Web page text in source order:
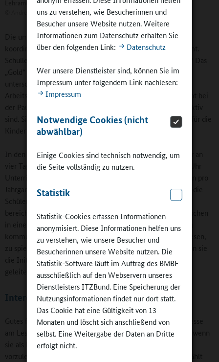
uns zu verstehen, wie Besucherinnen und
Besucher unsere Website nutzen. Weitere
Informationen zum Datenschutz erhalten Sie
über den folgenden Link:
Datenschutz
Wer unsere Dienstleister sind, können Sie im
Impressum unter folgendem Link nachlesen:
Impressum
Notwendige Cookies (nicht
abwählbar)
Einige Cookies sind technisch notwendig, um
die Seite vollständig zu nutzen.
Statistik
Statistik-Cookies erfassen Informationen
anonymisiert. Diese Informationen helfen uns
zu verstehen, wie unsere Besucher und
Besucherinnen unsere Website nutzen. Die
Statistik-Software läuft im Auftrag des BMBF
ausschließlich auf den Webservern unseres
Dienstleisters ITZBund. Eine Speicherung der
Nutzungsinformationen findet nur dort statt.
Das Cookie hat eine Gültigkeit von 13
Monaten und löscht sich anschließend von
selbst. Eine Weitergabe der Daten an Dritte
erfolgt nicht.
Lehramtsstudierende leiten AGs
Andreas Hartmann
Die umfangreichen Ganztagsangebote, die Petra Diehl
koordiniert, werden ebenfalls von vielen Schultern gestemmt.
Schulleiterin Martina Thielmann: „Sie macht aus Geld Gold.“ Das
„Gold“ sind unter anderem Lehramtsstudierende
unterschiedlichster Fachrichtungen, die auf Honorarbasis
Arbeitsgemeinschaften durchführen, aber auch im Unterricht bei
der Pausenaufsicht und der Gestaltung der Mittagsfreizeit aktiv
sind. Sie sind wertvolle Ansprechpartnerinnen und -partner für die
Kinder und Jugendlichen.
In den Ganztagsklassen haben die Schülerinnen und Schüler an
vier Tagen der Woche bis 15.45 Uhr und am Freitag bis 12 Uhr
Unterricht. Zwei Stunden sind für die Arbeitsgemeinschaften pro
Jahrgang wöchentlich am Nachmittag reserviert. Dabei sind die
Schülerinnen und Schüler nicht nur die Empfangenden. Sie
bereichern beispielsweise auch den Alltag von älteren Menschen
in einer nahegelegenen Seniorenresidenz. Wenn sie dorthin
kommen, um mit den Bewohnerinnen und Bewohnern zu lesen,
zu spielen oder einfach einmal ein Eis zu essen, unterstützen sie
die Initiative des von der Niederländerin Astrid te Koppele
geleiteten Seniorenbeirates „Gegen Einsamkeit im Alter“.
Interessegesteuerte Arbeitsgemeinschaften
Gutes für die eigene Lesefertigkeit, aber auch für das Interesse
am Lesen bei Jüngeren tun Achtklässlerinnen und -klässler, wenn
sie als Lesebuddys in die Kitas des Ortes kommen, um dort
vorzulesen. Zu den Highlights der Arbeitsgemeinschaften zählt